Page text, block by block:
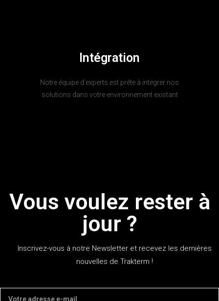
Intégration
Notre équipe d'experts est prête à intégrer nos
solutions dans votre environnement existant
Vous voulez rester à
jour ?
Inscrivez-vous à notre Newsletter et recevez les dernières
nouvelles de Trakterm !